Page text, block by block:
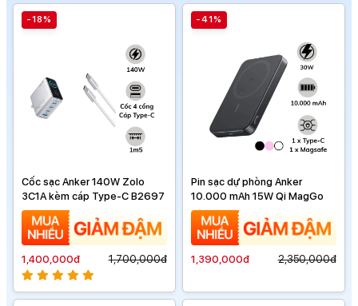
-18%
Cốc sạc Anker 140W Zolo
3C1A kèm cáp Type-C B2697
1,400,000đ 1,700,000đ
-41%
Pin sạc dự phòng Anker
10.000 mAh 15W Qi MagGo
1,390,000đ 2,350,000đ